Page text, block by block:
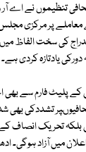
تنظیموں نے اے
پر مرکزی
کی سخت الفاظ
یادتازہ کردی ہے۔
پلیٹ فارم سے بھی
تشددکی بھی
بلکہ تحریک انصاف
میں آزاد ہوگی۔